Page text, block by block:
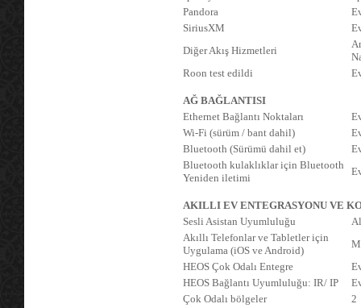
Pandora
SiriusXM
Diğer Akış Hizmetleri
Roon test edildi
AĞ BAĞLANTISI
Ethernet Bağlantı Noktaları
Wi-Fi (sürüm / bant dahil)
Bluetooth (Sürümü dahil et)
Bluetooth kulaklıklar için Bluetooth
Yeniden iletimi
AKILLI EV ENTEGRASYONU VE
Sesli Asistan Uyumluluğu
Akıllı Telefonlar ve Tabletler için
Uygulama (iOS ve Android)
HEOS Çok Odalı Entegre
HEOS Bağlantı Uyumluluğu: IR/ IP
Çok Odalı bölgeler
2